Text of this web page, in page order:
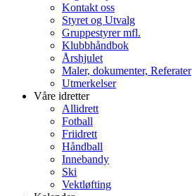
Kontakt oss
Styret og Utvalg
Gruppestyrer mfl.
Klubbhåndbok
Årshjulet
Maler, dokumenter, Referater
Utmerkelser
Våre idretter
Allidrett
Fotball
Friidrett
Håndball
Innebandy
Ski
Vektløfting